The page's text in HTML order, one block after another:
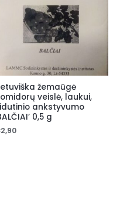
žemaūgė
veislė, laukui,
ankstyvumo
0,5 g
2,90